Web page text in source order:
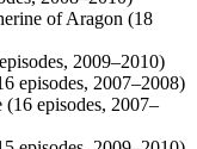
of Aragon (18
2009–2010)
episodes, 2007–2008)
episodes, 2007–